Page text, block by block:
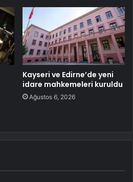
Kayseri ve Edirne’de yeni
idare mahkemeleri kuruldu
Ağustos 6, 2026